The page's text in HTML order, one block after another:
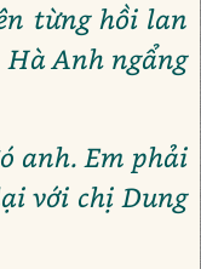
từng hồi lan
Anh ngẩng
anh. Em phải
với chị Dung